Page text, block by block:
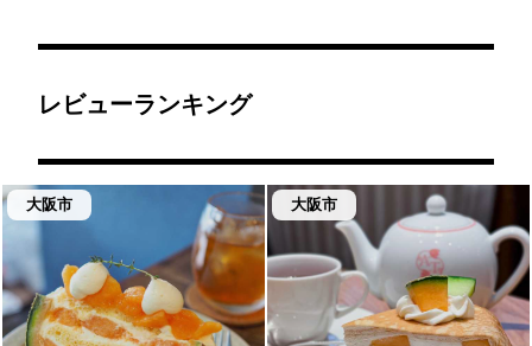
レビューランキング
大阪市 大阪市